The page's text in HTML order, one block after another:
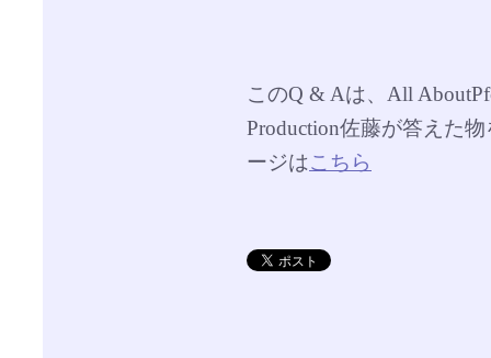
このQ & Aは、All
Production佐藤が答えた
ージはこちら